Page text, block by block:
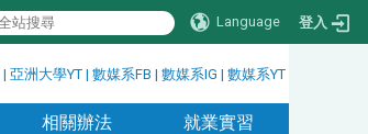
Language 登入
| 亞洲大學YT | 數媒系FB | 數媒系IG | 數媒系YT
相關辦法 就業實習